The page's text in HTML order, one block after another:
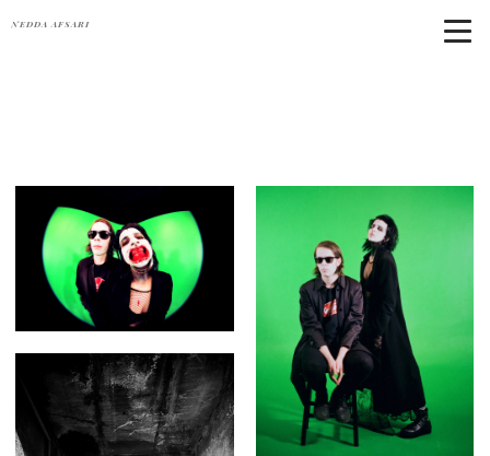
NEDDA AFSARI